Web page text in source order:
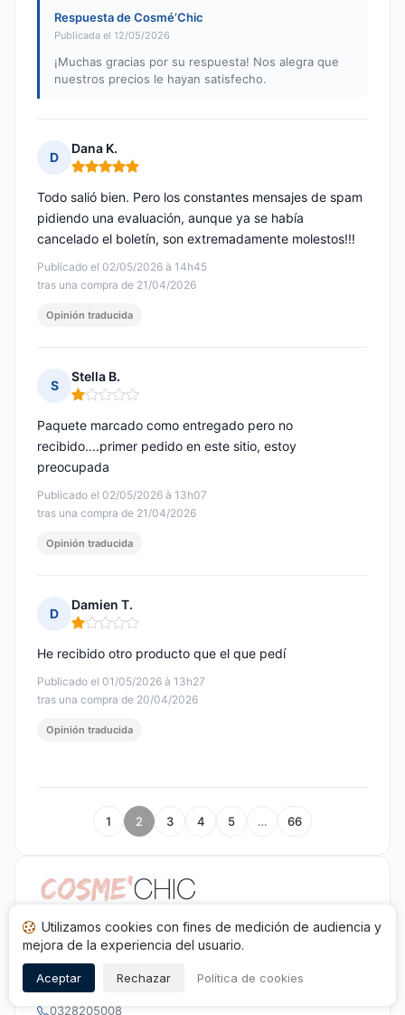
Respuesta de Cosmé’Chic
Publicada el 12/05/2026
¡Muchas gracias por su respuesta! Nos alegra que
nuestros precios le hayan satisfecho.
D
Dana K.
Nota: 5 de 5
Publicado el 02/05/2026 à 14h45
tras una compra de 21/04/2026
Todo salió bien. Pero los constantes mensajes de spam
pidiendo una evaluación, aunque ya se había
cancelado el boletín, son extremadamente molestos!!!
Opinión traducida
S
Stella B.
Nota: 1 de 5
Publicado el 02/05/2026 à 13h07
tras una compra de 21/04/2026
Paquete marcado como entregado pero no
recibido....primer pedido en este sitio, estoy
preocupada
Opinión traducida
D
Damien T.
Nota: 1 de 5
Publicado el 01/05/2026 à 13h27
tras una compra de 20/04/2026
He recibido otro producto que el que pedí
Opinión traducida
1 2 3 4 5 … 66
Cosmé'Chic
150 Quater, route du chapeau rouge
59229 Teteghem
0328205008
Utilizamos cookies con fines de medición de audiencia y
mejora de la experiencia del usuario.
Aceptar Rechazar Política de cookies